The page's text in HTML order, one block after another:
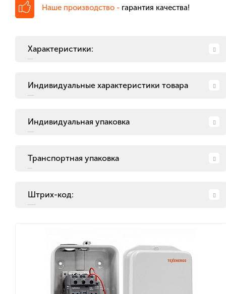
Наше производство - гарантия качества!
Характеристики:
Индивидуальные характеристики товара
Индивидуальная упаковка
Транспортная упаковка
Штрих-код: